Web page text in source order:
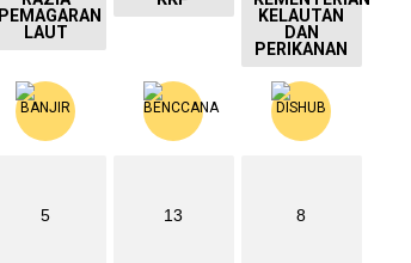
PEMAGARAN
LAUT
KELAUTAN
DAN
PERIKANAN
5 13 8